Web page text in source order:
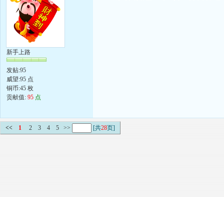
新手上路
发贴:95
威望:95 点
铜币:45 枚
贡献值: 95 点
<< 1 2 3 4 5 >> [共28页]